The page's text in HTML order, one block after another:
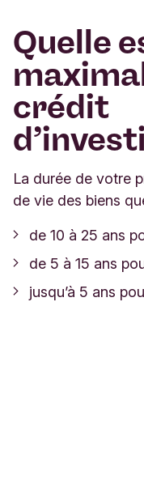
Quelle
crédit
La durée de votre
de vie des biens
de 10 à 25 ans
de 5 à 15 ans
jusqu’à 5 ans